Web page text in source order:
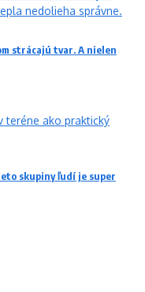
strácajú tvar. A nielen
skupiny ľudí je super